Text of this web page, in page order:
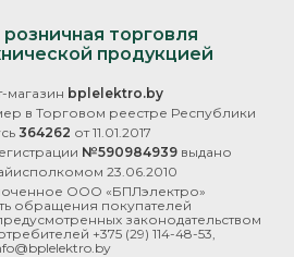
торговля
продукцией
магазин bplelektro.by
в Торговом реестре Республики
364262 от 11.01.2017
№590984939выдано
23.06.2010
ООО «БПЛэлектро»
обращения покупателей
законодательством
+375 (29) 114-48-53